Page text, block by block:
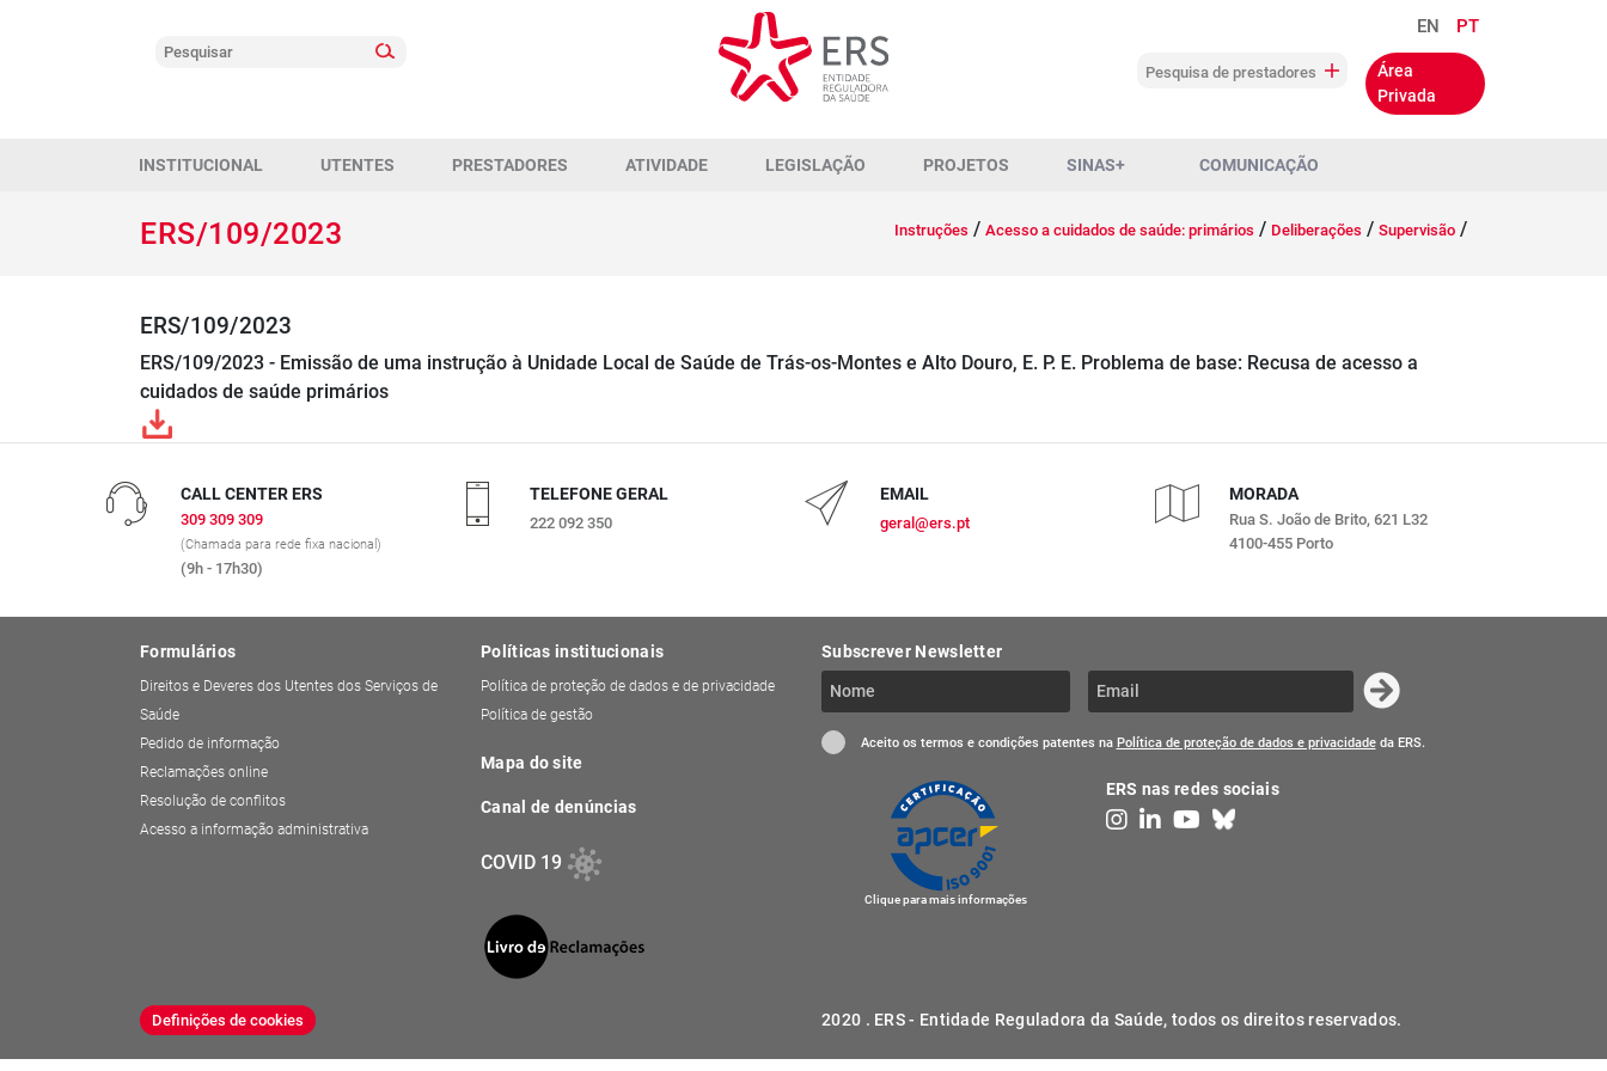
EN PT
Área
Privada
Pesquisa de prestadores
INSTITUCIONAL UTENTES PRESTADORES ATIVIDADE LEGISLAÇÃO PROJETOS SINAS+ COMUNICAÇÃO
ERS/109/2023 Instruções / Acesso a cuidados de saúde: primários / Deliberações / Supervisão /
ERS/109/2023
ERS/109/2023 - Emissão de uma instrução à Unidade Local de Saúde de Trás-os-Montes e Alto Douro, E. P. E. Problema de base: Recusa de acesso a
cuidados de saúde primários
CALL CENTER ERS
309 309 309
(Chamada para rede fixa nacional)
(9h - 17h30)
TELEFONE GERAL
222 092 350
EMAIL
geral@ers.pt
MORADA
Rua S. João de Brito, 621 L32
4100-455 Porto
Formulários
Direitos e Deveres dos Utentes dos Serviços de
Saúde
Pedido de informação
Reclamações online
Resolução de conflitos
Acesso a informação administrativa
Políticas institucionais
Política de proteção de dados e de privacidade
Política de gestão
Mapa do site
Canal de denúncias
COVID 19
Subscrever Newsletter
Aceito os termos e condições patentes na Política de proteção de dados e privacidadeda ERS.
Clique para mais informações
ERS nas redes sociais
Definições de cookies 2020 . ERS - Entidade Reguladora da Saúde, todos os direitos reservados.